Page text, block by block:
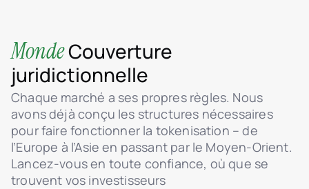
MondeCouverture
juridictionnelle
Chaque marché a ses propres règles. Nous
avons déjà conçu les structures nécessaires
pour faire fonctionner la tokenisation – de
l’Europe à l’Asie en passant par le Moyen-Orient.
Lancez-vous en toute confiance, où que se
trouvent vos investisseurs